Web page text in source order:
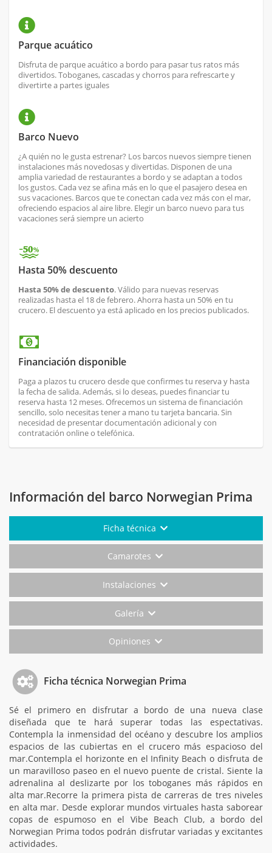
Parque acuático
Disfruta de parque acuático a bordo para pasar tus ratos más
divertidos. Toboganes, cascadas y chorros para refrescarte y
divertirte a partes iguales
Barco Nuevo
¿A quién no le gusta estrenar? Los barcos nuevos siempre tienen
instalaciones más novedosas y divertidas. Disponen de una
amplia variedad de restaurantes a bordo y se adaptan a todos
los gustos. Cada vez se afina más en lo que el pasajero desea en
sus vacaciones. Barcos que te conectan cada vez más con el mar,
ofreciendo espacios al aire libre. Elegir un barco nuevo para tus
vacaciones será siempre un acierto
Hasta 50% descuento
Hasta 50% de descuento. Válido para nuevas reservas
realizadas hasta el 18 de febrero. Ahorra hasta un 50% en tu
crucero. El descuento ya está aplicado en los precios publicados.
Financiación disponible
Paga a plazos tu crucero desde que confirmes tu reserva y hasta
la fecha de salida. Además, si lo deseas, puedes financiar tu
reserva hasta 12 meses. Ofrecemos un sistema de financiación
sencillo, solo necesitas tener a mano tu tarjeta bancaria. Sin
necesidad de presentar documentación adicional y con
contratación online o telefónica.
Información del barco Norwegian Prima
Ficha técnica
Camarotes
Instalaciones
Galería
Opiniones
Ficha técnica Norwegian Prima
Sé el primero en disfrutar a bordo de una nueva clase
diseñada que te hará superar todas las espectativas.
Contempla la inmensidad del océano y descubre los amplios
espacios de las cubiertas en el crucero más espacioso del
mar.Contempla el horizonte en el Infinity Beach o disfruta de
un maravilloso paseo en el nuevo puente de cristal. Siente la
adrenalina al deslizarte por los toboganes más rápidos en
alta mar.Recorre la primera pista de carreras de tres niveles
en alta mar. Desde explorar mundos virtuales hasta saborear
copas de espumoso en el Vibe Beach Club, a bordo del
Norwegian Prima todos podrán disfrutar variadas y excitantes
actividades.